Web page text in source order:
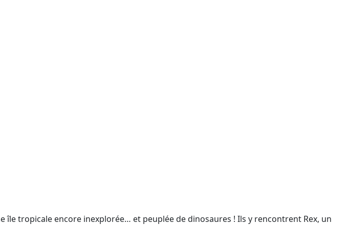
île tropicale encore inexplorée… et peuplée de dinosaures ! Ils y rencontrent Rex, un